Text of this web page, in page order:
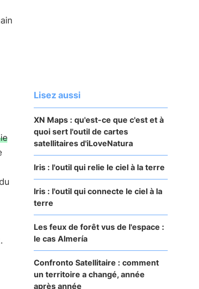
Lisez aussi
XN Maps : qu'est-ce que c'est et à
quoi sert l'outil de cartes
satellitaires d'iLoveNatura
Iris : l'outil qui relie le ciel à la terre
Iris : l'outil qui connecte le ciel à la
terre
Les feux de forêt vus de l'espace :
le cas Almería
Confronto Satellitaire : comment
un territoire a changé, année
après année